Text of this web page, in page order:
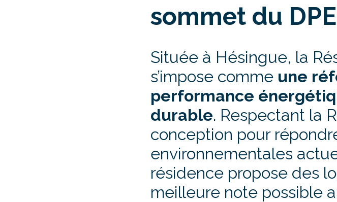
sommet du
Située à Hésingue, la
s’impose comme une
performance
durable. Respectant la
conception pour
environnementales
résidence propose des
meilleure note possible